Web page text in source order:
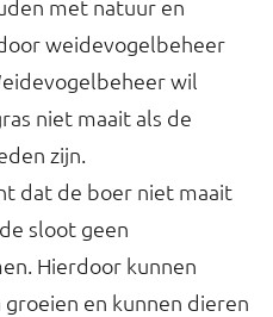
met natuur en
weidevogelbeheer
wil
niet maait als de
zijn.
dat de boer niet maait
sloot geen
Hierdoor kunnen
en kunnen dieren